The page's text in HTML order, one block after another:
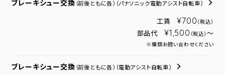
ブレーキシュー交換 （前後ともに各） （パナソニック電動アシスト自転車）
工賃 ¥700 （税込）
部品代 ¥1,500 （税込） ～
※種類お問い合わせください
ブレーキシュー交換 （前後ともに各） （電動アシスト自転車）